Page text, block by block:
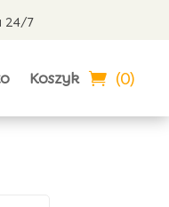
24/7
Koszyk (0)